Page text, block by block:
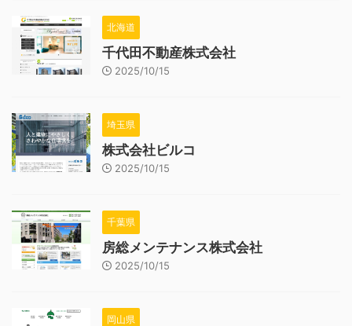
北海道
千代田不動産株式会社
2025/10/15
埼玉県
株式会社ビルコ
2025/10/15
千葉県
房総メンテナンス株式会社
2025/10/15
岡山県